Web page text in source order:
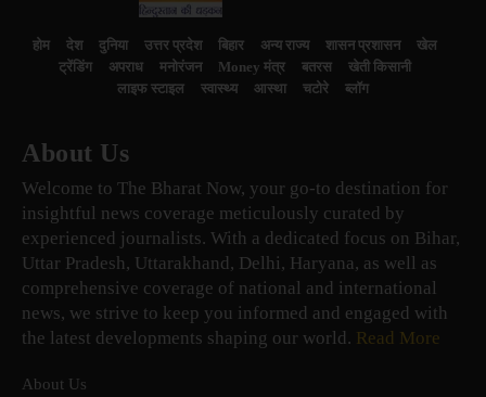
होम देश दुनिया उत्तर प्रदेश बिहार अन्य राज्य शासन प्रशासन
खेल
ट्रेंडिंग
अपराध मनोरंजन Money मंत्र बतरस
खेती किसानी
लाइफ स्टाइल
स्वास्थ्य आस्था चटोरे ब्लॉग
About Us
Welcome to The Bharat Now, your go-to destination for
insightful news coverage meticulously curated by
experienced journalists. With a dedicated focus on Bihar,
Uttar Pradesh, Uttarakhand, Delhi, Haryana, as well as
comprehensive coverage of national and international
news, we strive to keep you informed and engaged with
the latest developments shaping our world. Read More
About Us